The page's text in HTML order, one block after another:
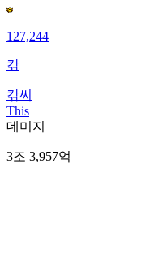
127,244
칶
칶씨
This
데미지
3조 3,957억